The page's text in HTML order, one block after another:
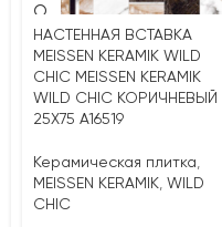
НАСТЕННАЯ ВСТАВКА
MEISSEN KERAMIK WILD
CHIC MEISSEN KERAMIK
WILD CHIC КОРИЧНЕВЫЙ
25X75 A16519
Керамическая плитка
MEISSEN KERAMIK WILD
CHIC